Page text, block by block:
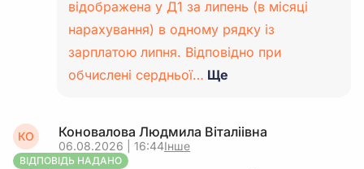
відображена у Д1 за липень (в місяці
нарахування) в одному рядку із
зарплатою липня. Відповідно при
обчислені сердньої… Ще
КО Коновалова Людмила Віталіівна
06.08.2026 | 16:44Інше
ВІДПОВІДЬ НАДАНО